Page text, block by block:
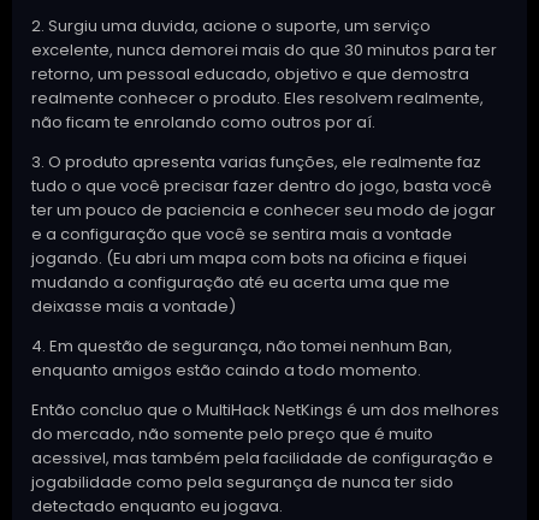
2. Surgiu uma duvida, acione o suporte, um serviço
excelente, nunca demorei mais do que 30 minutos para ter
retorno, um pessoal educado, objetivo e que demostra
realmente conhecer o produto. Eles resolvem realmente,
não ficam te enrolando como outros por aí.
3. O produto apresenta varias funções, ele realmente faz
tudo o que você precisar fazer dentro do jogo, basta você
ter um pouco de paciencia e conhecer seu modo de jogar
e a configuração que você se sentira mais a vontade
jogando. (Eu abri um mapa com bots na oficina e fiquei
mudando a configuração até eu acerta uma que me
deixasse mais a vontade)
4. Em questão de segurança, não tomei nenhum Ban,
enquanto amigos estão caindo a todo momento.
Então concluo que o MultiHack NetKings é um dos melhores
do mercado, não somente pelo preço que é muito
acessivel, mas também pela facilidade de configuração e
jogabilidade como pela segurança de nunca ter sido
detectado enquanto eu jogava.